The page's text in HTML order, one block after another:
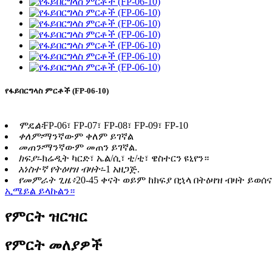
የፋይበርግላስ ምርቶች (FP-06-10)
ሞዴል፡FP-06፣ FP-07፣ FP-08፣ FP-09፣ FP-10
ቀለም፡ማንኛውም ቀለም ይገኛል
መጠን፡ማንኛውም መጠን ይገኛል.
ክፍያ፡-ክሬዲት ካርድ፣ ኤል/ሲ፣ ቲ/ቲ፣ ዌስተርን ዩኒየን።
አነስተኛ የትዕዛዝ ብዛት፡-1 አዘጋጅ.
የመምራት ጊዜ፥20-45 ቀናት ወይም ከክፍያ በኋላ በትዕዛዝ ብዛት
ኢሜይል ይላኩልን።
የምርት ዝርዝር
የምርት መለያዎች